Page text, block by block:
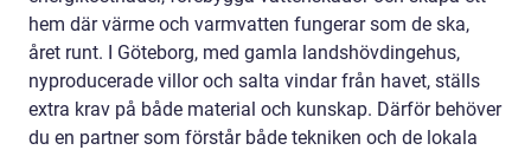
hem där värme och varmvatten fungerar som de ska,
året runt. I Göteborg, med gamla landshövdingehus,
nyproducerade villor och salta vindar från havet, ställs
extra krav på både material och kunskap. Därför behöver
du en partner som förstår både tekniken och de lokala